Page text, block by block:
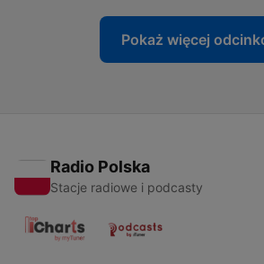
Pokaż więcej
Radio Polska
Stacje radiowe i podcasty